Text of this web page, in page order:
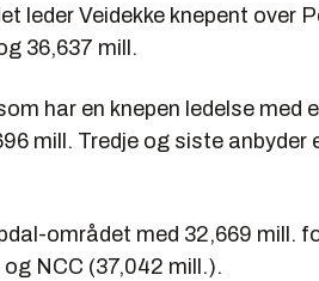
leder Veidekke knepent over
36,637 mill.
har en knepen ledelse med
mill. Tredje og siste anbyder
området med 32,669 mill.
NCC (37,042 mill.).